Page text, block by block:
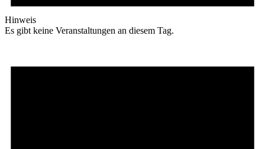
Hinweis
Es gibt keine Veranstaltungen an diesem Tag.